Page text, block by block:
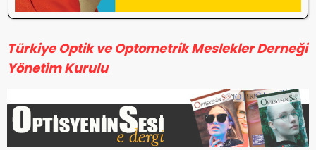
Türkiye Optik ve Optometrik Meslekler Derneği
Yönetim Kurulu